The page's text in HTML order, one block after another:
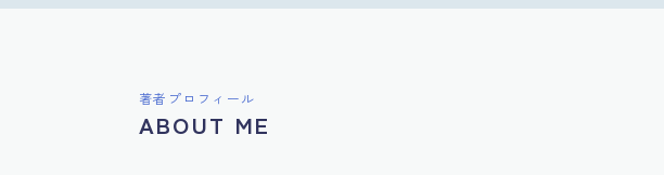
著者プロフィール
ABOUT ME